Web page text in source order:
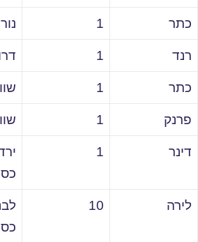
כתר 1
רנד 1
כתר 1
פרנק 1
דינר 1
לירה 10